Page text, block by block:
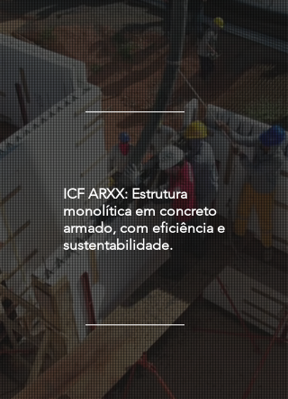
ICF ARXX: Estrutura
monolítica em concreto
armado, com eficiência e
sustentabilidade.